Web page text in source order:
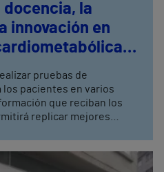
la
innovación en
pruebas de
los pacientes en varios
replicar mejores